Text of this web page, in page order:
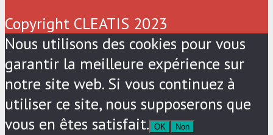
Copyright CLEATIS 2023
Nous utilisons des cookies pour vous
garantir la meilleure expérience sur
notre site web. Si vous continuez à
utiliser ce site, nous supposerons que
vous en êtes satisfait. OK Non